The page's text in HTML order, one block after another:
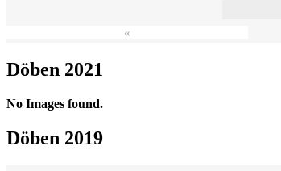
«
Döben 2021
No Images found.
Döben 2019